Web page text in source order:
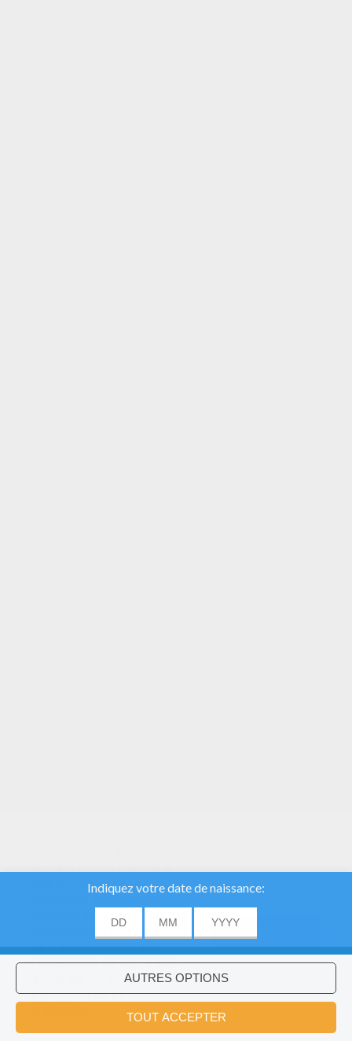
notre trafic et donner à
nos utilisateurs la
meilleure expérience
utilisateur. Nous
fournissons également
des informations sur
l'utilisation de notre site
à nos partenaires
publicitaires et
Voulez-vous installer l'application
Hellokids?
OK
×